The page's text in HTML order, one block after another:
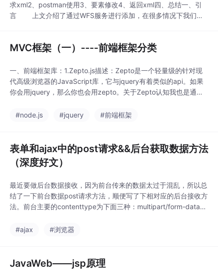
求xml2、postman使用3、要素修改4、返回xml四、总结一、引
言 上文介绍了通过WFS服务进行添加，在很多情况下我们会
提是使...
MVC框架（一）----前端框架分类
一、前端框架库：1.Zepto.js描述：Zepto是一个轻量级的针对现
代高级浏览器的JavaScript库，它与jquery有着类似的api。如果
你会用jquery，那么你也会用zepto。关于Zepto认知我也是通过
Mobile描述：SUI Mobile是一套基于 Framework7开发的UI库。
#node.js #jquery #前端框架
表单和ajax中的post请求&&后台获取数据方法
（深度好文）
最近要做后台数据接收，因为前台传来的数据太过于混乱，所以总
结了一下前台数据post请求方法，顺便写了下相对应的后台接收方
法。前台主要的contenttype为下面三种：multipart/form-data类
类型主要是提交k-v时用到，当然这种方法也可以将json设置在v中
#ajax #浏览器
JavaWeb——jsp原理